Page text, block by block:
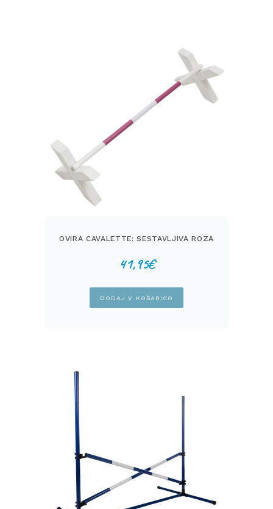
OVIRA CAVALETTE: SESTAVLJIVA ROZA
41,95€
DODAJ V KOŠARICO